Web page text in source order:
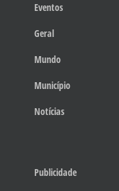
Eventos
Geral
Mundo
Município
Notícias
Publicidade